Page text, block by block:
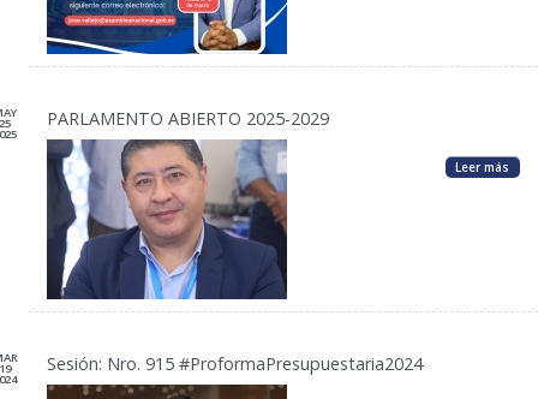
25 PARLAMENTO ABIERTO 2025-2029
Leer más
19 Sesión: Nro. 915 #ProformaPresupuestaria2024